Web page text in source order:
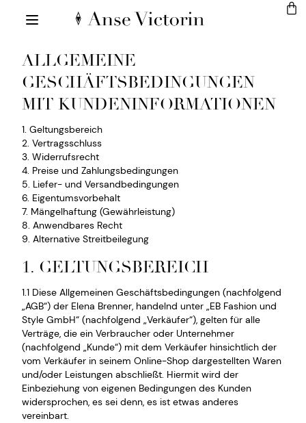
ALLGEMEINE
GESCHÄFTSBEDINGUNGEN
MIT KUNDENINFORMATIONEN
1. Geltungsbereich
2. Vertragsschluss
3. Widerrufsrecht
4. Preise und Zahlungsbedingungen
5. Liefer- und Versandbedingungen
6. Eigentumsvorbehalt
7. Mängelhaftung (Gewährleistung)
8. Anwendbares Recht
9. Alternative Streitbeilegung
1. GELTUNGSBEREICH
1.1 Diese Allgemeinen Geschäftsbedingungen (nachfolgend
„AGB“) der Elena Brenner, handelnd unter „EB Fashion und
Style GmbH“ (nachfolgend „Verkäufer“), gelten für alle
Verträge, die ein Verbraucher oder Unternehmer
(nachfolgend „Kunde“) mit dem Verkäufer hinsichtlich der
vom Verkäufer in seinem Online-Shop dargestellten Waren
und/oder Leistungen abschließt. Hiermit wird der
Einbeziehung von eigenen Bedingungen des Kunden
widersprochen, es sei denn, es ist etwas anderes
vereinbart.